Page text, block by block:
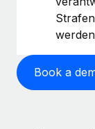
Book a